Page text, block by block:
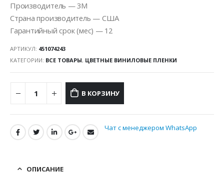
Производитель — 3M
Страна производитель — США
Гарантийный срок (мес) — 12
АРТИКУЛ: 451074243
КАТЕГОРИИ: ВСЕ ТОВАРЫ, ЦВЕТНЫЕ ВИНИЛОВЫЕ ПЛЕНКИ
В КОРЗИНУ
Чат с менеджером WhatsApp
ОПИСАНИЕ